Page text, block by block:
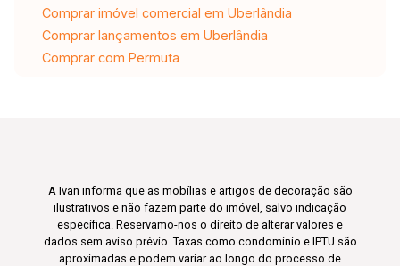
Comprar imóvel comercial em Uberlândia
Comprar lançamentos em Uberlândia
Comprar com Permuta
A Ivan informa que as mobílias e artigos de decoração são
ilustrativos e não fazem parte do imóvel, salvo indicação
específica. Reservamo-nos o direito de alterar valores e
dados sem aviso prévio. Taxas como condomínio e IPTU são
aproximadas e podem variar ao longo do processo de